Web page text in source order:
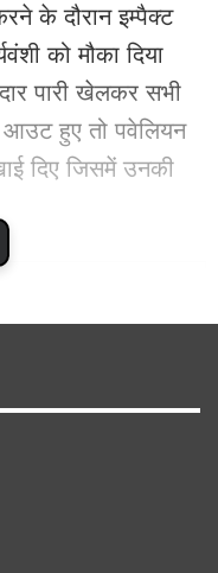
के दौरान इम्पैक्ट
को मौका दिया
पारी खेलकर सभी
हुए तो पवेलियन
दिए जिसमें उनकी